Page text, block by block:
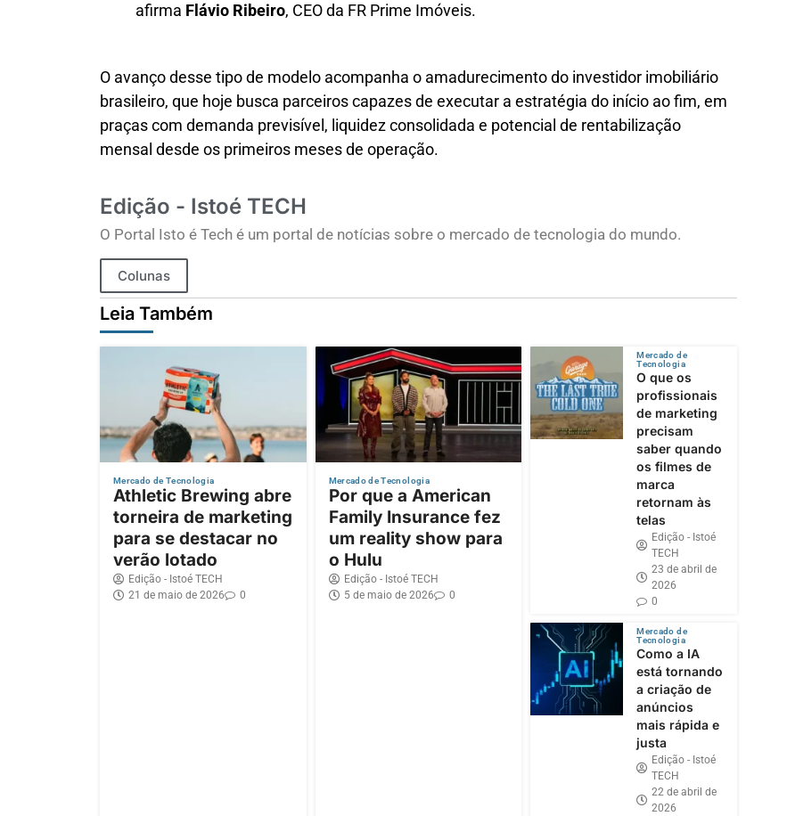
afirma Flávio Ribeiro, CEO da FR Prime Imóveis.
O avanço desse tipo de modelo acompanha o amadurecimento do investidor imobiliário
brasileiro, que hoje busca parceiros capazes de executar a estratégia do início ao fim, em
praças com demanda previsível, liquidez consolidada e potencial de rentabilização
mensal desde os primeiros meses de operação.
Edição - Istoé TECH
O Portal Isto é Tech é um portal de notícias sobre o mercado de tecnologia do mundo.
Colunas
Leia Também
Mercado de Tecnologia
Athletic Brewing abre
torneira de marketing
para se destacar no
verão lotado
Edição - Istoé TECH
21 de maio de 2026
0
Mercado de Tecnologia
Por que a American
Family Insurance fez
um reality show para
o Hulu
Edição - Istoé TECH
5 de maio de 2026
0
Mercado de
Tecnologia
O que os
profissionais
de marketing
precisam
saber quando
os filmes de
marca
retornam às
telas
Edição - Istoé
TECH
23 de abril de
2026
0
Mercado de
Tecnologia
Como a IA
está tornando
a criação de
anúncios
mais rápida e
justa
Edição - Istoé
TECH
22 de abril de
2026